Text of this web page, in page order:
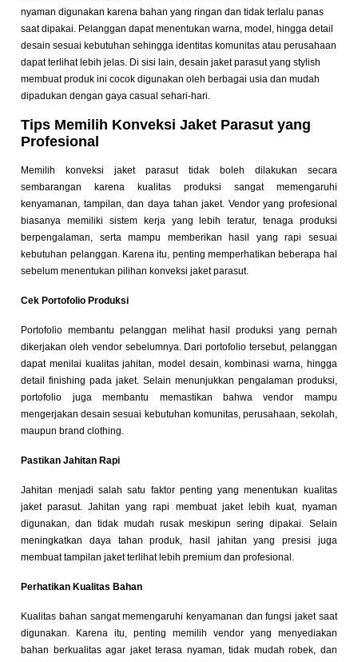
nyaman digunakan karena bahan yang ringan dan tidak terlalu panas
saat dipakai. Pelanggan dapat menentukan warna, model, hingga detail
desain sesuai kebutuhan sehingga identitas komunitas atau perusahaan
dapat terlihat lebih jelas. Di sisi lain, desain jaket parasut yang stylish
membuat produk ini cocok digunakan oleh berbagai usia dan mudah
dipadukan dengan gaya casual sehari-hari.
Tips Memilih Konveksi Jaket Parasut yang
Profesional
Memilih konveksi jaket parasut tidak boleh dilakukan secara
sembarangan karena kualitas produksi sangat memengaruhi
kenyamanan, tampilan, dan daya tahan jaket. Vendor yang profesional
biasanya memiliki sistem kerja yang lebih teratur, tenaga produksi
berpengalaman, serta mampu memberikan hasil yang rapi sesuai
kebutuhan pelanggan. Karena itu, penting memperhatikan beberapa hal
sebelum menentukan pilihan konveksi jaket parasut.
Cek Portofolio Produksi
Portofolio membantu pelanggan melihat hasil produksi yang pernah
dikerjakan oleh vendor sebelumnya. Dari portofolio tersebut, pelanggan
dapat menilai kualitas jahitan, model desain, kombinasi warna, hingga
detail finishing pada jaket. Selain menunjukkan pengalaman produksi,
portofolio juga membantu memastikan bahwa vendor mampu
mengerjakan desain sesuai kebutuhan komunitas, perusahaan, sekolah,
maupun brand clothing.
Pastikan Jahitan Rapi
Jahitan menjadi salah satu faktor penting yang menentukan kualitas
jaket parasut. Jahitan yang rapi membuat jaket lebih kuat, nyaman
digunakan, dan tidak mudah rusak meskipun sering dipakai. Selain
meningkatkan daya tahan produk, hasil jahitan yang presisi juga
membuat tampilan jaket terlihat lebih premium dan profesional.
Perhatikan Kualitas Bahan
Kualitas bahan sangat memengaruhi kenyamanan dan fungsi jaket saat
digunakan. Karena itu, penting memilih vendor yang menyediakan
bahan berkualitas agar jaket terasa nyaman, tidak mudah robek, dan